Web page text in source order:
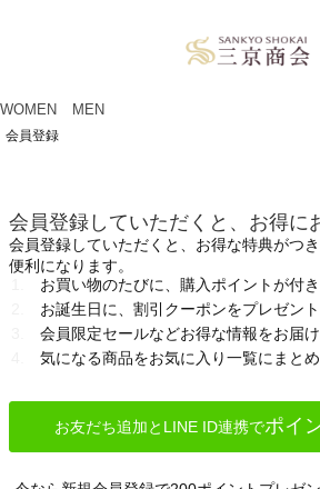
WOMEN MEN
会員登録
会員登録していただくと、お得に
会員登録していただくと、お得な特典がつ
便利になります。
お買い物のたびに、購入ポイントが付き
お誕生日に、割引クーポンをプレゼント
会員限定セールなどお得な情報をお届け
気になる商品をお気に入り一覧にまとめ
お友だち追加とLINE ID連携でポイ